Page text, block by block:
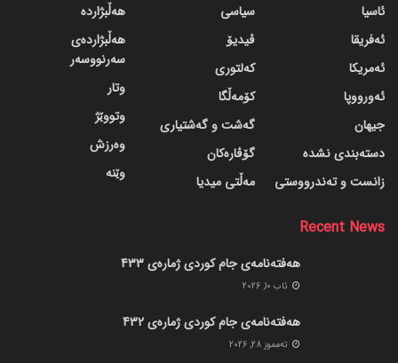
ئاسیا
ئەفریقا
ئەمریکا
ئەورووپا
جیهان
دسته‌بندی نشده
زانست و تەندرووستی
سیاسی
ڤیدیۆ
کەلتوری
کۆمەڵگا
گه‌شت و گه‌شتیاری
گۆڤاره‌کان
مەڵتی میدیا
هەڵبژاردە
هەڵبژاردەی
سەرنووسەر
وتار
وتووێژ
وەرزش
وێنە
Recent News
هەفتەنامەی جام کوردی ژمارەی 433
ئاب 10, 2026
هەفتەنامەی جام کوردی ژمارەی 432
ته‌مموز 28, 2026